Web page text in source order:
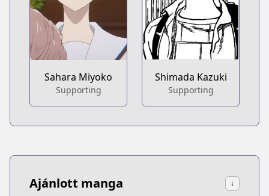
Sahara Miyoko
Supporting
Shimada Kazuki
Supporting
Ajánlott manga ↓